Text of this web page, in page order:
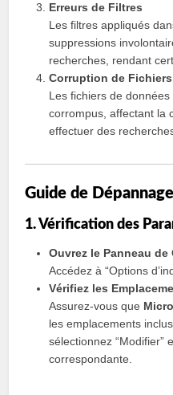
Erreurs de Filtres
Les filtres appliqués
suppressions
recherches, rendant
Corruption de Fichiers
Les fichiers de
corrompus, affectant la
effectuer des
Guide de
1. Vérification des
Ouvrez le Panneau
Accédez à “Options
Vérifiez les
Assurez-vous que
les emplacements
sélectionnez “Modifier”
correspondante.